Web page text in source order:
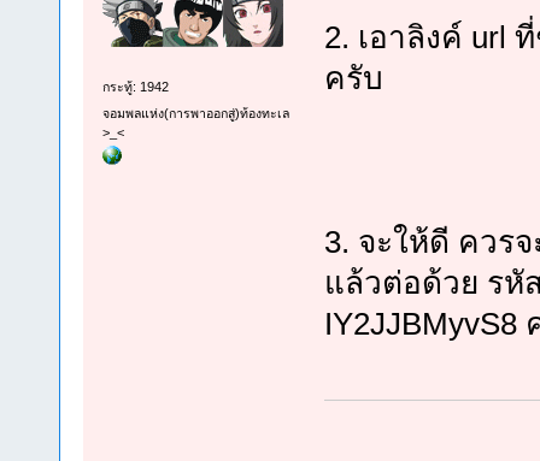
กระทู้: 1942
จอมพลแห่ง(การพาออกสู่)ท้องทะเล
>_<
2. เอาลิงค์ url
ครับ
3. จะให้ดี ควร
แล้วต่อด้วย รหั
IY2JJBMyvS8